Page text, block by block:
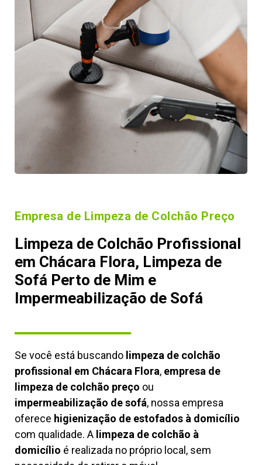
Empresa de Limpeza de Colchão Preço
Limpeza de Colchão Profissional
em Chácara Flora, Limpeza de
Sofá Perto de Mim e
Impermeabilização de Sofá
Se você está buscando limpeza de colchão
profissional em Chácara Flora, empresa de
limpeza de colchão preço ou
impermeabilização de sofá, nossa empresa
oferece higienização de estofados à domicílio
com qualidade. A limpeza de colchão à
domicílio é realizada no próprio local, sem